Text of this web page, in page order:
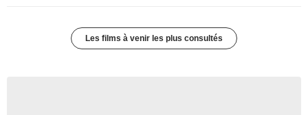
Les films à venir les plus consultés